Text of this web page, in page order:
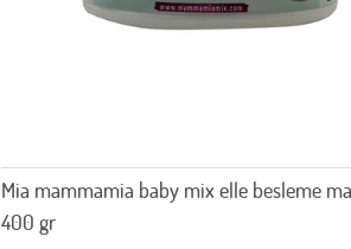
Mia mammamia baby mix elle besleme
400 gr